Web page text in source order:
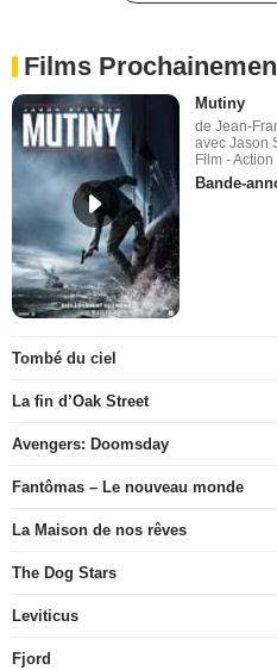
Films
Mutiny
de Jean-
avec Jason
Film - Action
Bande-
Tombé du ciel
La fin d’Oak Street
Avengers: Doomsday
Fantômas – Le nouveau monde
La Maison de nos rêves
The Dog Stars
Leviticus
Fjord